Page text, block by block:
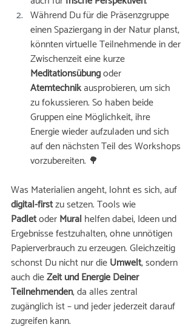
Während Du für die Präsenzgruppe
einen Spaziergang in der Natur planst,
könnten virtuelle Teilnehmende in der
Zwischenzeit eine kurze
Meditationsübung oder
Atemtechnik ausprobieren, um sich
zu fokussieren. So haben beide
Gruppen eine Möglichkeit, ihre
Energie wieder aufzuladen und sich
auf den nächsten Teil des Workshops
vorzubereiten. 🌳
Was Materialien angeht, lohnt es sich, auf
digital-first zu setzen. Tools wie
Padlet oder Mural helfen dabei, Ideen und
Ergebnisse festzuhalten, ohne unnötigen
Papierverbrauch zu erzeugen. Gleichzeitig
schonst Du nicht nur die Umwelt, sondern
auch die Zeit und Energie Deiner
Teilnehmenden, da alles zentral
zugänglich ist – und jeder jederzeit darauf
zugreifen kann.